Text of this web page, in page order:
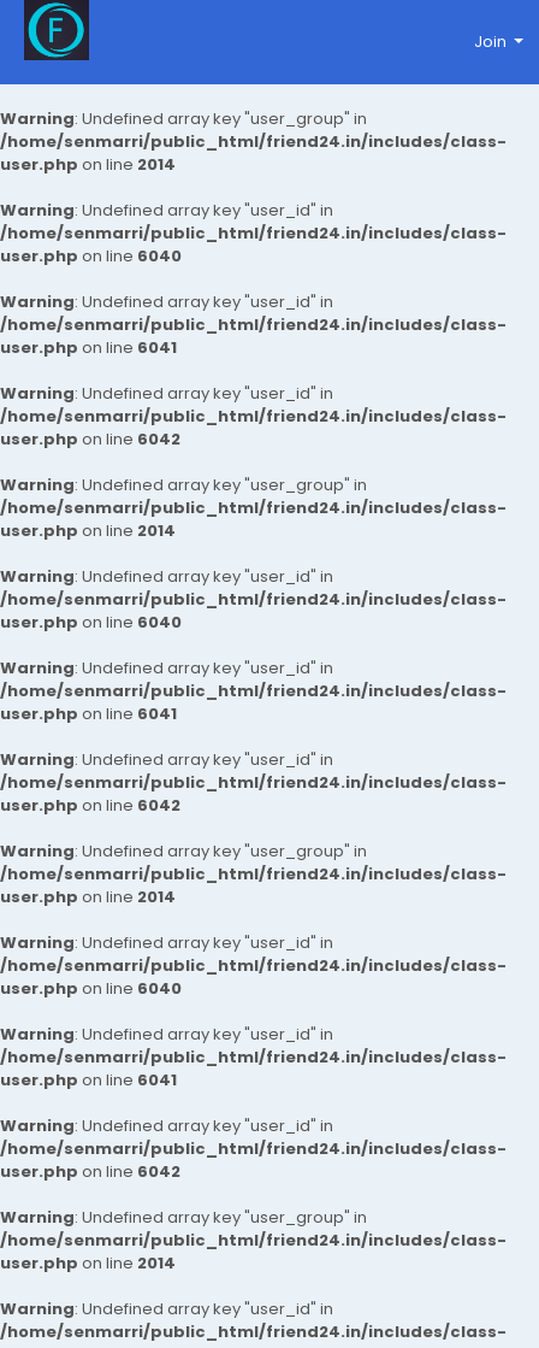
Warning: Undefined array key "user_group" in
/home/senmarri/public_html/friend24.in/includes/class-
user.php on line 2014
Warning: Undefined array key "user_id" in
/home/senmarri/public_html/friend24.in/includes/class-
user.php on line 6040
Warning: Undefined array key "user_id" in
/home/senmarri/public_html/friend24.in/includes/class-
user.php on line 6041
Warning: Undefined array key "user_id" in
/home/senmarri/public_html/friend24.in/includes/class-
user.php on line 6042
Warning: Undefined array key "user_group" in
/home/senmarri/public_html/friend24.in/includes/class-
user.php on line 2014
Warning: Undefined array key "user_id" in
/home/senmarri/public_html/friend24.in/includes/class-
user.php on line 6040
Warning: Undefined array key "user_id" in
/home/senmarri/public_html/friend24.in/includes/class-
user.php on line 6041
Warning: Undefined array key "user_id" in
/home/senmarri/public_html/friend24.in/includes/class-
user.php on line 6042
Warning: Undefined array key "user_group" in
/home/senmarri/public_html/friend24.in/includes/class-
user.php on line 2014
Warning: Undefined array key "user_id" in
/home/senmarri/public_html/friend24.in/includes/class-
user.php on line 6040
Warning: Undefined array key "user_id" in
/home/senmarri/public_html/friend24.in/includes/class-
user.php on line 6041
Warning: Undefined array key "user_id" in
/home/senmarri/public_html/friend24.in/includes/class-
user.php on line 6042
Warning: Undefined array key "user_group" in
/home/senmarri/public_html/friend24.in/includes/class-
user.php on line 2014
Warning: Undefined array key "user_id" in
/home/senmarri/public_html/friend24.in/includes/class-
Join